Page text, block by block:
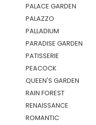
PALACE GARDEN
PALAZZO
PALLADIUM
PARADISE GARDEN
PATISSERIE
PEACOCK
QUEEN'S GARDEN
RAIN FOREST
RENAISSANCE
ROMANTIC